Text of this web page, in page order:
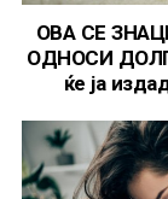
ОВА СЕ
ОДНОСИ
ќе ја